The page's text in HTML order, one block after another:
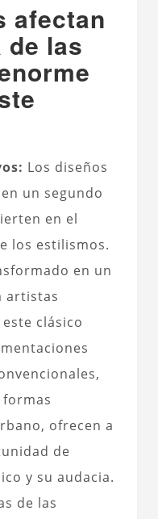
afectan
de las
Los diseños
un segundo
en el
los estilismos.
en un
artistas
clásico
ofrecen a
de
y su audacia.
de las